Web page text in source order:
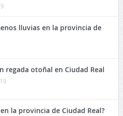
lluvias en la provincia de
regada otoñal en Ciudad Real
la provincia de Ciudad Real?